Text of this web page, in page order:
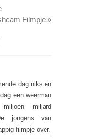
Filmpje »
dag niks en
een weerman
miljard
jongens van
filmpje over.